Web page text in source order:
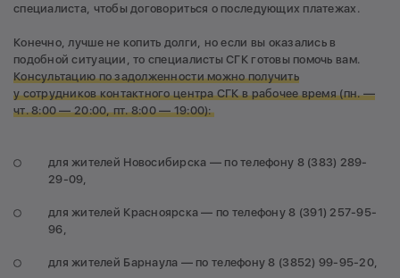
специалиста, чтобы договориться о последующих платежах.
Конечно, лучше не копить долги, но если вы оказались в
подобной ситуации, то специалисты СГК готовы помочь вам.
Консультацию по задолженности можно получить
у сотрудников контактного центра СГК в рабочее время (пн. —
чт. 8:00 — 20:00, пт. 8:00 — 19:00):
для жителей Новосибирска — по телефону 8 (383) 289-
29-09,
для жителей Красноярска — по телефону 8 (391) 257-95-
96,
для жителей Барнаула — по телефону 8 (3852) 99-95-20,